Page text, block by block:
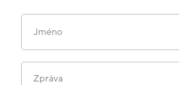
Jméno
Zpráva